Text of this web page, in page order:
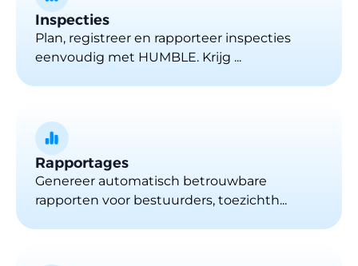
Inspecties
Plan, registreer en rapporteer inspecties
eenvoudig met HUMBLE. Krijg ...
Rapportages
Genereer automatisch betrouwbare
rapporten voor bestuurders, toezichth...